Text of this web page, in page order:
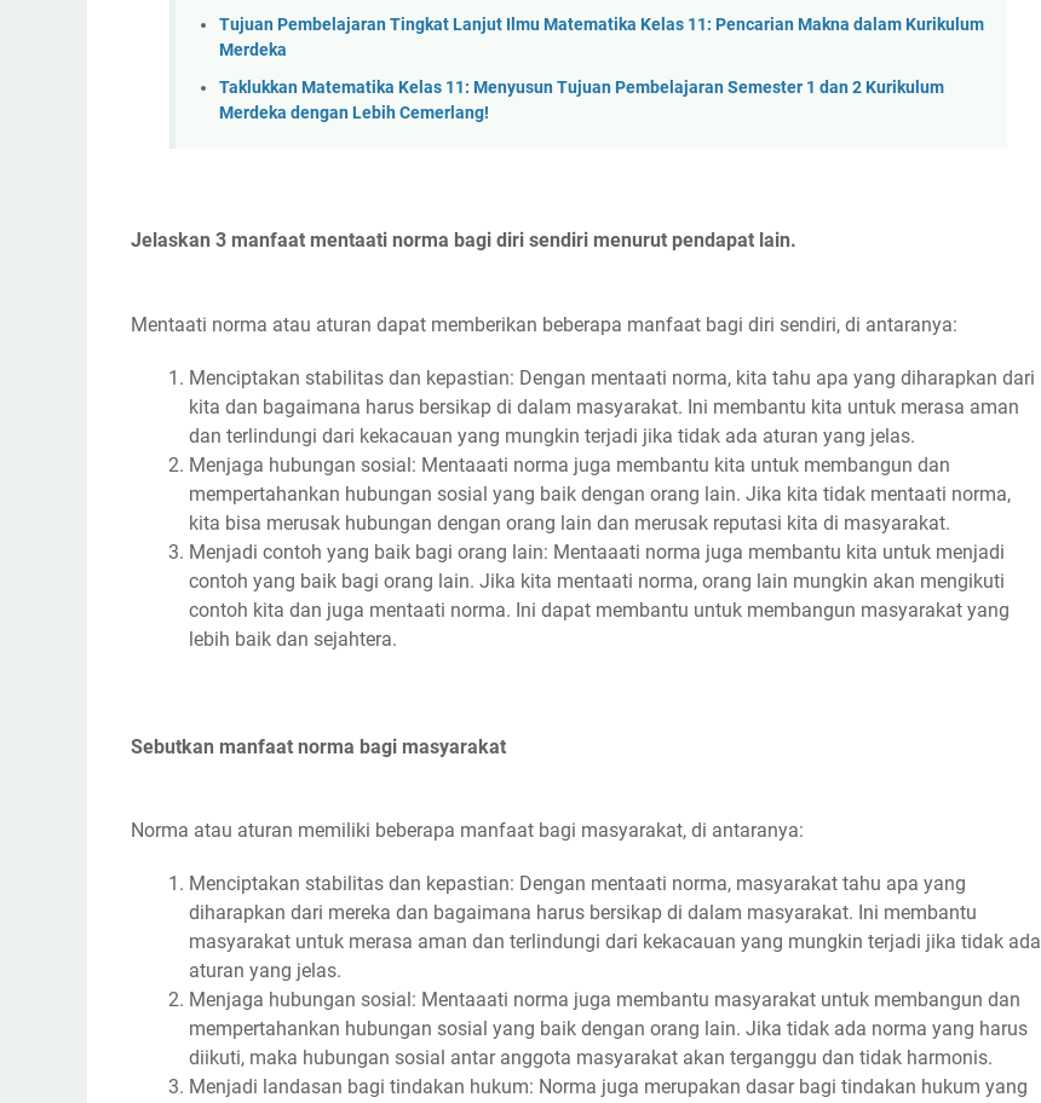
Tujuan Pembelajaran Tingkat Lanjut Ilmu Matematika Kelas 11: Pencarian Makna dalam Kurikulum
Merdeka
Taklukkan Matematika Kelas 11: Menyusun Tujuan Pembelajaran Semester 1 dan 2 Kurikulum
Merdeka dengan Lebih Cemerlang!
Jelaskan 3 manfaat mentaati norma bagi diri sendiri menurut pendapat lain.
Mentaati norma atau aturan dapat memberikan beberapa manfaat bagi diri sendiri, di antaranya:
Menciptakan stabilitas dan kepastian: Dengan mentaati norma, kita tahu apa yang diharapkan dari
kita dan bagaimana harus bersikap di dalam masyarakat. Ini membantu kita untuk merasa aman
dan terlindungi dari kekacauan yang mungkin terjadi jika tidak ada aturan yang jelas.
Menjaga hubungan sosial: Mentaaati norma juga membantu kita untuk membangun dan
mempertahankan hubungan sosial yang baik dengan orang lain. Jika kita tidak mentaati norma,
kita bisa merusak hubungan dengan orang lain dan merusak reputasi kita di masyarakat.
Menjadi contoh yang baik bagi orang lain: Mentaaati norma juga membantu kita untuk menjadi
contoh yang baik bagi orang lain. Jika kita mentaati norma, orang lain mungkin akan mengikuti
contoh kita dan juga mentaati norma. Ini dapat membantu untuk membangun masyarakat yang
lebih baik dan sejahtera.
Sebutkan manfaat norma bagi masyarakat
Norma atau aturan memiliki beberapa manfaat bagi masyarakat, di antaranya:
Menciptakan stabilitas dan kepastian: Dengan mentaati norma, masyarakat tahu apa yang
diharapkan dari mereka dan bagaimana harus bersikap di dalam masyarakat. Ini membantu
masyarakat untuk merasa aman dan terlindungi dari kekacauan yang mungkin terjadi jika tidak ada
aturan yang jelas.
Menjaga hubungan sosial: Mentaaati norma juga membantu masyarakat untuk membangun dan
mempertahankan hubungan sosial yang baik dengan orang lain. Jika tidak ada norma yang harus
diikuti, maka hubungan sosial antar anggota masyarakat akan terganggu dan tidak harmonis.
Menjadi landasan bagi tindakan hukum: Norma juga merupakan dasar bagi tindakan hukum yang